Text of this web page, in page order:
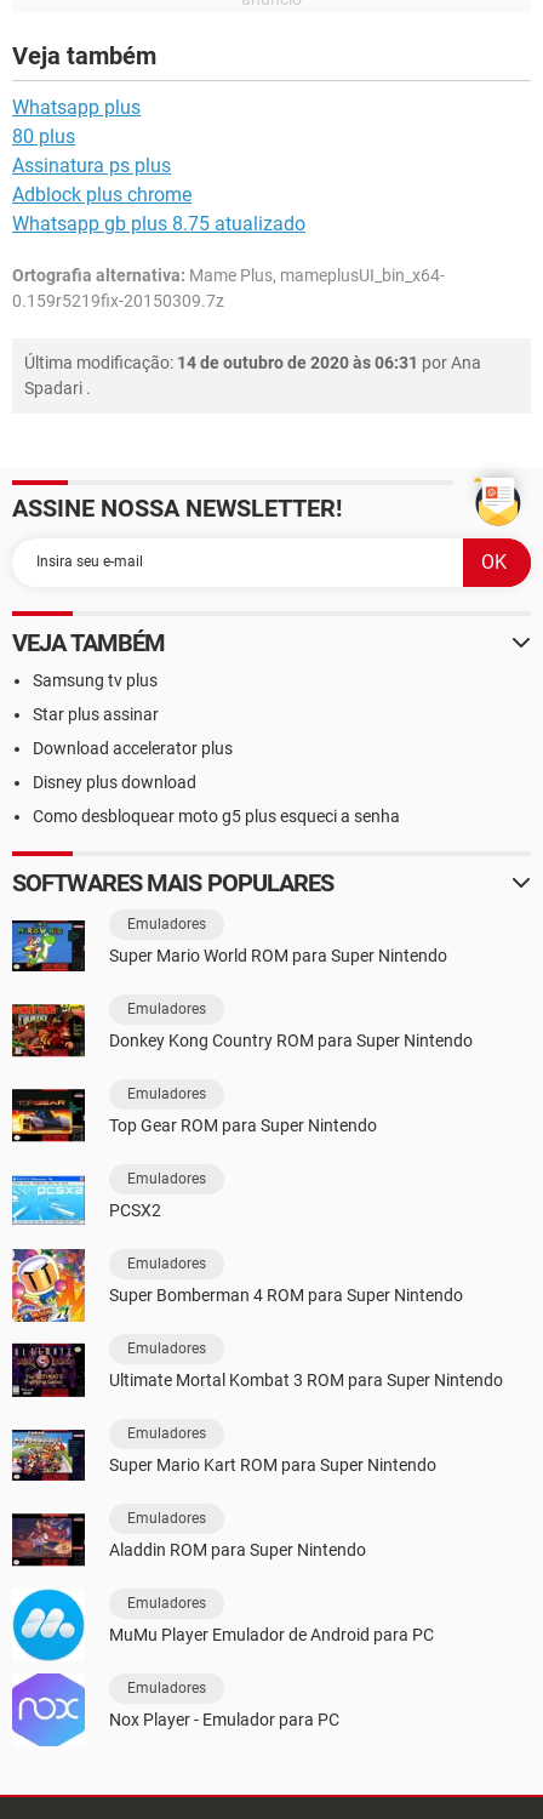
Veja também
Whatsapp plus
80 plus
Assinatura ps plus
Adblock plus chrome
Whatsapp gb plus 8.75 atualizado
Ortografia alternativa: Mame Plus, mameplusUI_bin_x64-
0.159r5219fix-20150309.7z
Última modificação: 14 de outubro de 2020 às 06:31 porAna
Spadari .
ASSINE NOSSA NEWSLETTER!
VEJA TAMBÉM
Samsung tv plus
Star plus assinar
Download accelerator plus
Disney plus download
Como desbloquear moto g5 plus esqueci a senha
SOFTWARES MAIS POPULARES
Emuladores
Super Mario World ROM para Super Nintendo
Emuladores
Donkey Kong Country ROM para Super Nintendo
Emuladores
Top Gear ROM para Super Nintendo
Emuladores
PCSX2
Emuladores
Super Bomberman 4 ROM para Super Nintendo
Emuladores
Ultimate Mortal Kombat 3 ROM para Super Nintendo
Emuladores
Super Mario Kart ROM para Super Nintendo
Emuladores
Aladdin ROM para Super Nintendo
Emuladores
MuMu Player Emulador de Android para PC
Emuladores
Nox Player - Emulador para PC